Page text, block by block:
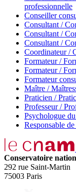
professionnelle
Conseiller
Consultant /
Consultant /
Consultant /
Coordinateur /
Formateur /
Formateur /
Formateur
Maître /
Praticien /
Professeur /
Psychologue
Responsable
Conservatoire
292 rue Saint-Martin
75003 Paris